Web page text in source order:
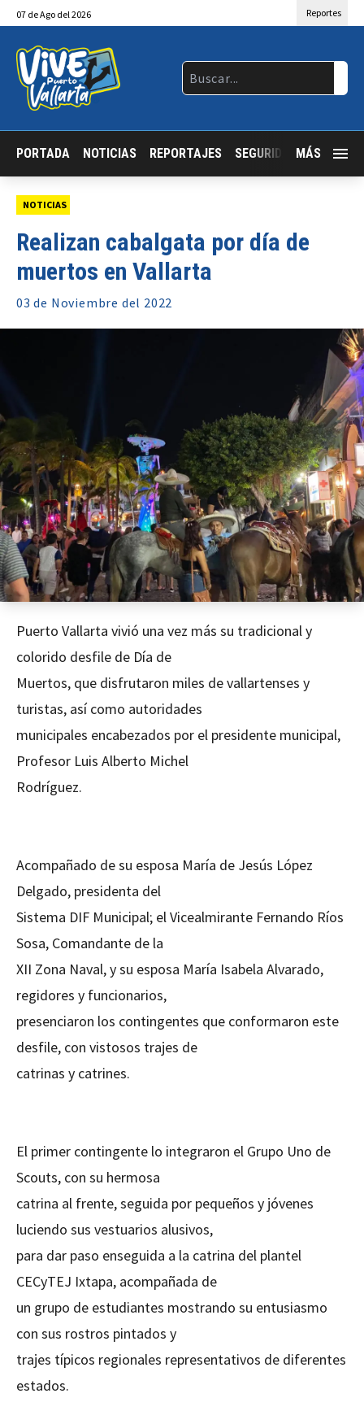
07 deAgo del 2026 Reportes
PORTADA NOTICIAS REPORTAJES SEGURIDAD JALISCO
MÁS
NOTICIAS
Realizan cabalgata por día de
muertos en Vallarta
03 de Noviembre del 2022
Puerto Vallarta vivió una vez más su tradicional y
colorido desfile de Día de
Muertos, que disfrutaron miles de vallartenses y
turistas, así como autoridades
municipales encabezados por el presidente municipal,
Profesor Luis Alberto Michel
Rodríguez.
Acompañado de su esposa María de Jesús López
Delgado, presidenta del
Sistema DIF Municipal; el Vicealmirante Fernando Ríos
Sosa, Comandante de la
XII Zona Naval, y su esposa María Isabela Alvarado,
regidores y funcionarios,
presenciaron los contingentes que conformaron este
desfile, con vistosos trajes de
catrinas y catrines.
El primer contingente lo integraron el Grupo Uno de
Scouts, con su hermosa
catrina al frente, seguida por pequeños y jóvenes
luciendo sus vestuarios alusivos,
para dar paso enseguida a la catrina del plantel
CECyTEJ Ixtapa, acompañada de
un grupo de estudiantes mostrando su entusiasmo
con sus rostros pintados y
trajes típicos regionales representativos de diferentes
estados.